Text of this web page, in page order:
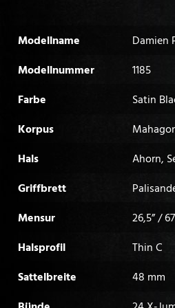
Modellname
Damien
Modellnummer
1185
Farbe
Satin
Korpus
Hals
Ahorn,
Griffbrett
Mensur
26,5” /
Halsprofil
Thin C
Sattelbreite
48 mm